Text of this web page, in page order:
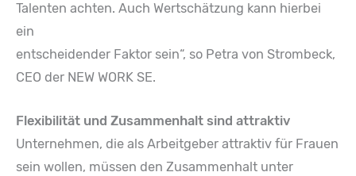
Talenten achten. Auch Wertschätzung kann hierbei
ein
entscheidender Faktor sein“, so Petra von Strombeck,
CEO der NEW WORK SE.
Flexibilität und Zusammenhalt sind attraktiv
Unternehmen, die als Arbeitgeber attraktiv für Frauen
sein wollen, müssen den Zusammenhalt unter